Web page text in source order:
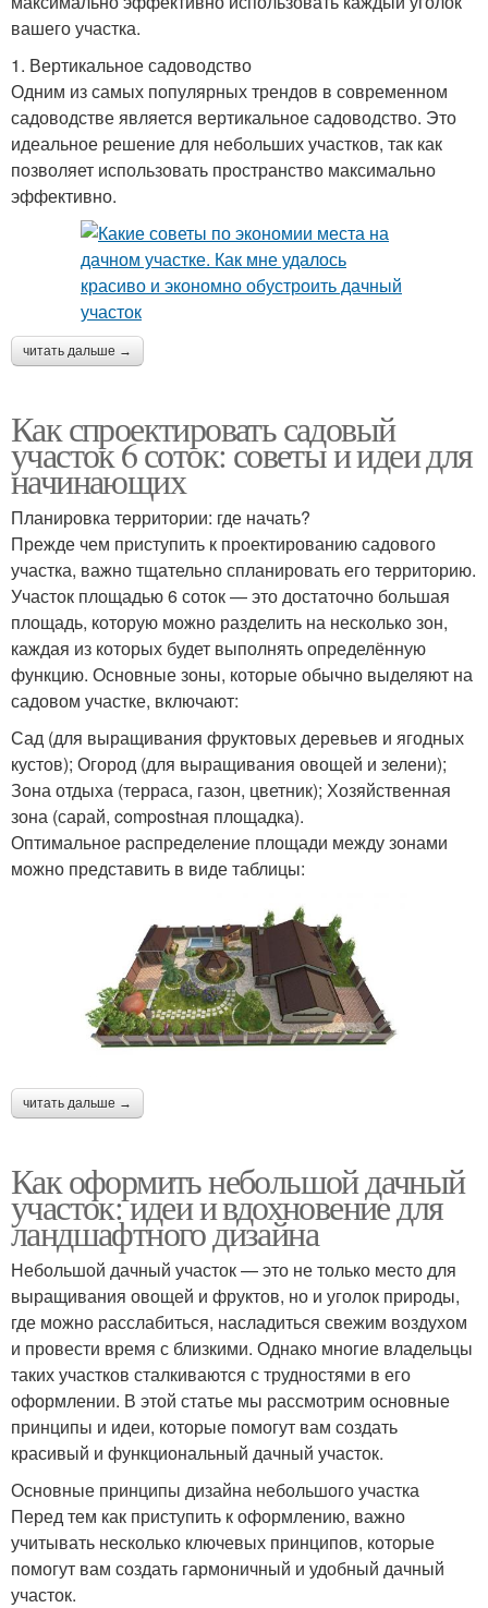
вашего участка.
1. Вертикальное садоводство
Одним из самых популярных трендов в современном
садоводстве является вертикальное садоводство. Это
идеальное решение для небольших участков, так как
позволяет использовать пространство максимально
эффективно.
читать дальше →
Как спроектировать садовый
участок 6 соток: советы и идеи для
начинающих
Планировка территории: где начать?
Прежде чем приступить к проектированию садового
участка, важно тщательно спланировать его территорию.
Участок площадью 6 соток — это достаточно большая
площадь, которую можно разделить на несколько зон,
каждая из которых будет выполнять определённую
функцию. Основные зоны, которые обычно выделяют на
садовом участке, включают:
Сад (для выращивания фруктовых деревьев и ягодных
кустов); Огород (для выращивания овощей и зелени);
Зона отдыха (терраса, газон, цветник); Хозяйственная
зона (сарай, compostная площадка).
Оптимальное распределение площади между зонами
можно представить в виде таблицы:
читать дальше →
Как оформить небольшой дачный
участок: идеи и вдохновение для
ландшафтного дизайна
Небольшой дачный участок — это не только место для
выращивания овощей и фруктов, но и уголок природы,
где можно расслабиться, насладиться свежим воздухом
и провести время с близкими. Однако многие владельцы
таких участков сталкиваются с трудностями в его
оформлении. В этой статье мы рассмотрим основные
принципы и идеи, которые помогут вам создать
красивый и функциональный дачный участок.
Основные принципы дизайна небольшого участка
Перед тем как приступить к оформлению, важно
учитывать несколько ключевых принципов, которые
помогут вам создать гармоничный и удобный дачный
участок.